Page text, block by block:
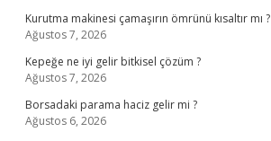
Kurutma makinesi çamaşırın ömrünü kısaltır mı ?
Ağustos 7, 2026
Kepeğe ne iyi gelir bitkisel çözüm ?
Ağustos 7, 2026
Borsadaki parama haciz gelir mi ?
Ağustos 6, 2026